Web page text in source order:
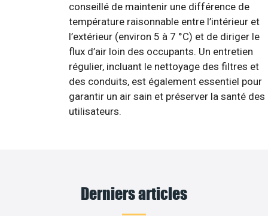
conseillé de maintenir une différence de
température raisonnable entre l’intérieur et
l’extérieur (environ 5 à 7 °C) et de diriger le
flux d’air loin des occupants. Un entretien
régulier, incluant le nettoyage des filtres et
des conduits, est également essentiel pour
garantir un air sain et préserver la santé des
utilisateurs.
Derniers articles